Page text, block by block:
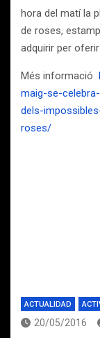
hora del matí la
de roses,
adquirir per
Més informació
maig-se-
dels-
roses/
ACTUALIDAD
20/05/2016